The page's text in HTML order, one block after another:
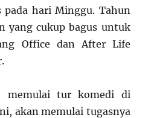
pada hari Minggu. Tahun
yang cukup bagus untuk
Office dan After Life
memulai tur komedi di
akan memulai tugasnya